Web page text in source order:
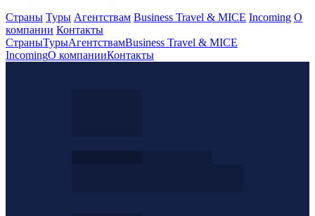
Страны Туры Агентствам Business Travel & MICE Incoming О
компании Контакты
СтраныТурыАгентствамBusiness Travel & MICE
IncomingО компанииКонтакты